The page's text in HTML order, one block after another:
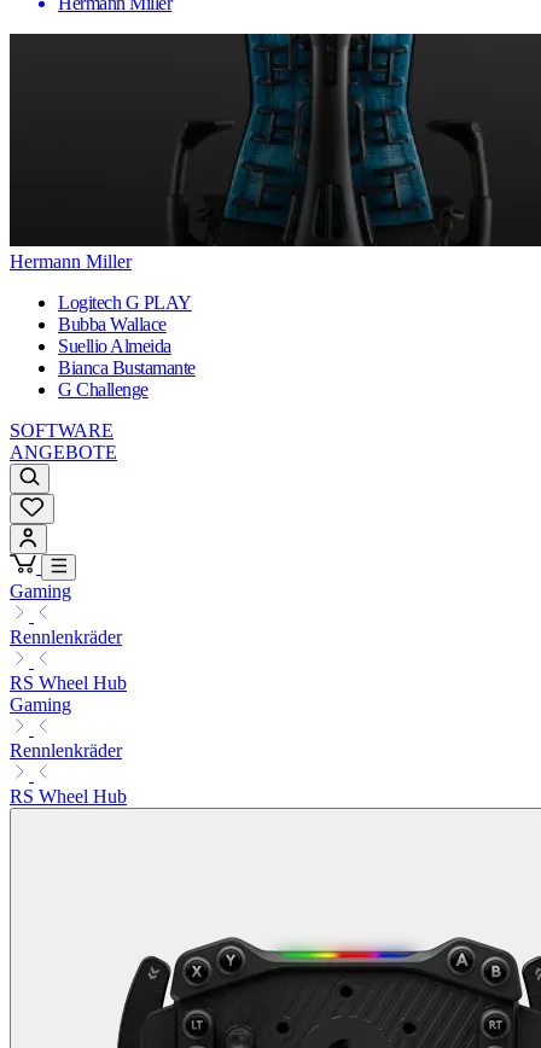
Hermann Miller
Logitech G PLAY
Bubba Wallace
Suellio Almeida
Bianca Bustamante
G Challenge
SOFTWARE
ANGEBOTE
Gaming
Rennlenkräder
RS Wheel Hub
Gaming
Rennlenkräder
RS Wheel Hub